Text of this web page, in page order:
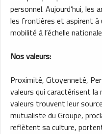
personnel. Aujourd’hui, les
les frontières et aspirent
mobilité à l’échelle
Nos valeurs:
Proximité, Citoyenneté,
valeurs qui caractérisent la
valeurs trouvent leur
mutualiste du Groupe,
reflètent sa culture,